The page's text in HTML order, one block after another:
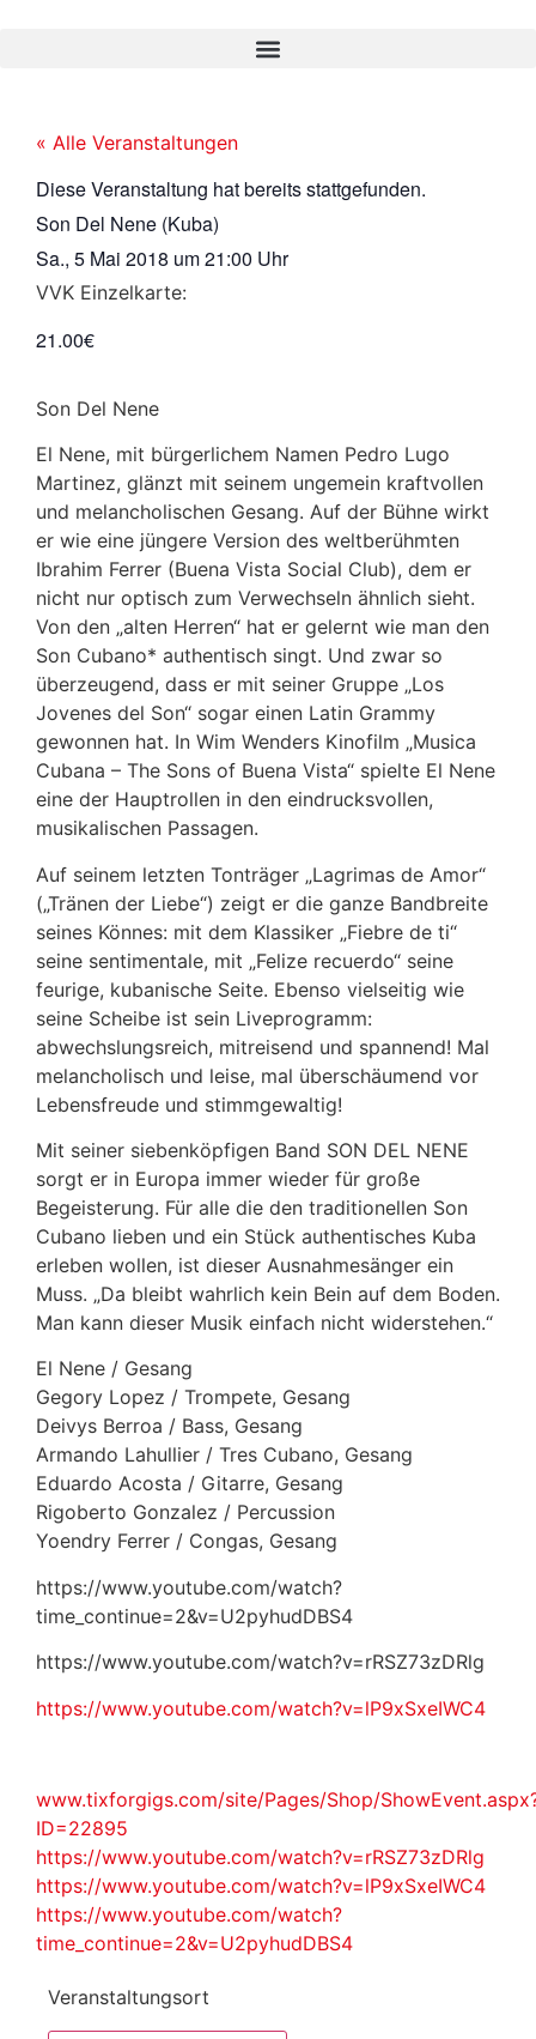
« Alle Veranstaltungen
Diese Veranstaltung hat bereits stattgefunden.
Son Del Nene (Kuba)
Sa., 5 Mai 2018 um21:00 Uhr
VVK Einzelkarte:
21.00€
Son Del Nene
El Nene, mit bürgerlichem Namen Pedro Lugo
Martinez, glänzt mit seinem ungemein kraftvollen
und melancholischen Gesang. Auf der Bühne wirkt
er wie eine jüngere Version des weltberühmten
Ibrahim Ferrer (Buena Vista Social Club), dem er
nicht nur optisch zum Verwechseln ähnlich sieht.
Von den „alten Herren“ hat er gelernt wie man den
Son Cubano* authentisch singt. Und zwar so
überzeugend, dass er mit seiner Gruppe „Los
Jovenes del Son“ sogar einen Latin Grammy
gewonnen hat. In Wim Wenders Kinofilm „Musica
Cubana – The Sons of Buena Vista“ spielte El Nene
eine der Hauptrollen in den eindrucksvollen,
musikalischen Passagen.
Auf seinem letzten Tonträger „Lagrimas de Amor“
(„Tränen der Liebe“) zeigt er die ganze Bandbreite
seines Könnes: mit dem Klassiker „Fiebre de ti“
seine sentimentale, mit „Felize recuerdo“ seine
feurige, kubanische Seite. Ebenso vielseitig wie
seine Scheibe ist sein Liveprogramm:
abwechslungsreich, mitreisend und spannend! Mal
melancholisch und leise, mal überschäumend vor
Lebensfreude und stimmgewaltig!
Mit seiner siebenköpfigen Band SON DEL NENE
sorgt er in Europa immer wieder für große
Begeisterung. Für alle die den traditionellen Son
Cubano lieben und ein Stück authentisches Kuba
erleben wollen, ist dieser Ausnahmesänger ein
Muss. „Da bleibt wahrlich kein Bein auf dem Boden.
Man kann dieser Musik einfach nicht widerstehen.“
El Nene / Gesang
Gegory Lopez / Trompete, Gesang
Deivys Berroa / Bass, Gesang
Armando Lahullier / Tres Cubano, Gesang
Eduardo Acosta / Gitarre, Gesang
Rigoberto Gonzalez / Percussion
Yoendry Ferrer / Congas, Gesang
https://www.youtube.com/watch?
time_continue=2&v=U2pyhudDBS4
https://www.youtube.com/watch?v=rRSZ73zDRlg
https://www.youtube.com/watch?v=lP9xSxeIWC4
www.tixforgigs.com/site/Pages/Shop/
ID=22895
https://www.youtube.com/watch?v=rRSZ73zDRlg
https://www.youtube.com/watch?v=lP9xSxeIWC4
https://www.youtube.com/watch?
time_continue=2&v=U2pyhudDBS4
Veranstaltungsort